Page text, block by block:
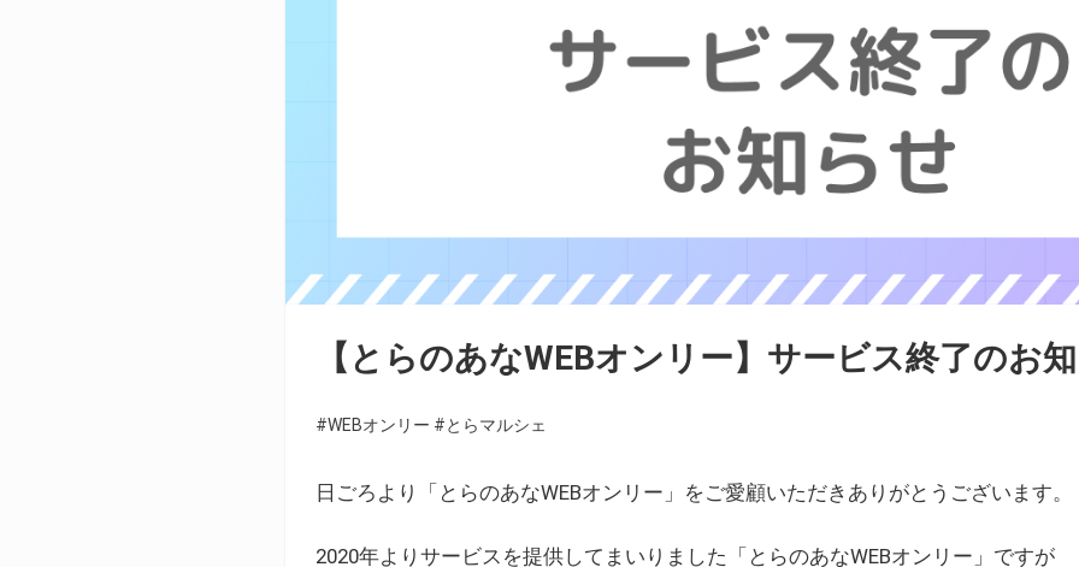
【とらのあなWEBオンリー】サービス終了のお
#WEBオンリー #とらマルシェ
日ごろより「とらのあなWEBオンリー」をご愛顧いただきありがとうございます。
2020年よりサービスを提供してまいりました「とらのあなWEBオンリー」ですが